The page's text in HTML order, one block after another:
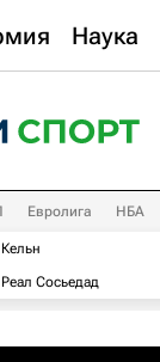
Наука
Евролига НБА
Кельн
Реал Сосьедад